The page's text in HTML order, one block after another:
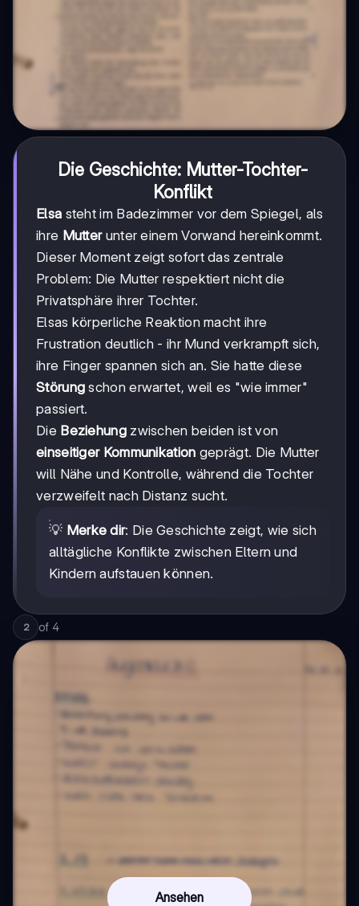
Die Geschichte: Mutter-Tochter-
Konflikt
Elsa steht im Badezimmer vor dem Spiegel, als
ihre Mutterunter einem Vorwand hereinkommt.
Dieser Moment zeigt sofort das zentrale
Problem: Die Mutter respektiert nicht die
Privatsphäre ihrer Tochter.
Elsas körperliche Reaktion macht ihre
Frustration deutlich - ihr Mund verkrampft sich,
ihre Finger spannen sich an. Sie hatte diese
Störung schon erwartet, weil es "wie immer"
passiert.
Die Beziehungzwischen beiden ist von
einseitiger Kommunikation geprägt. Die Mutter
will Nähe und Kontrolle, während die Tochter
verzweifelt nach Distanz sucht.
💡 Merke dir: Die Geschichte zeigt, wie sich
alltägliche Konflikte zwischen Eltern und
Kindern aufstauen können.
2 of 4
Ansehen